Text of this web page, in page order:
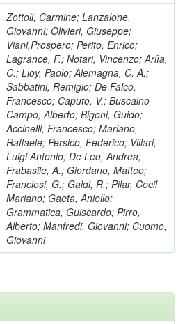
Zottoli, Carmine; Lanzalone,
Giovanni; Olivieri, Giuseppe;
Viani,Prospero; Perito, Enrico;
Lagrance, F.; Notari, Vincenzo; Arlìa,
C.; Lioy, Paolo; Alemagna, C. A.;
Sabbatini, Remigio; De Falco,
Francesco; Caputo, V.; Buscaino
Campo, Alberto; Bigoni, Guido;
Accinelli, Francesco; Mariano,
Raffaele; Persico, Federico; Villari,
Luigi Antonio; De Leo, Andrea;
Frabasile, A.; Giordano, Matteo;
Franciosi, G.; Galdi, R.; Pilar, Cecil
Mariano; Gaeta, Aniello;
Grammatica, Guiscardo; Pirro,
Alberto; Manfredi, Giovanni; Cuomo,
Giovanni